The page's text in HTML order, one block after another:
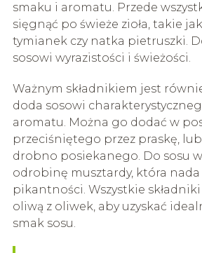
smaku i aromatu. Przede
sięgnąć po świeże zioła, takie
tymianek czy natka pietruszki.
sosowi wyrazistości i świeżości.
Ważnym składnikiem jest
doda sosowi
aromatu. Można go dodać w
przeciśniętego przez praskę,
drobno posiekanego. Do sosu
odrobinę musztardy, która
pikantności. Wszystkie składniki
oliwą z oliwek, aby uzyskać
smak sosu.